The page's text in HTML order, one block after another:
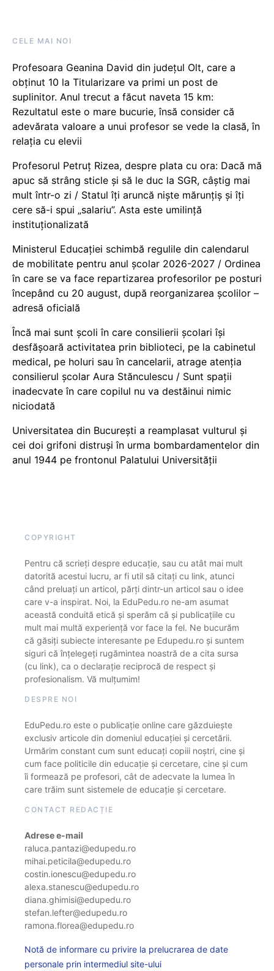
CELE MAI NOI
Profesoara Geanina David din județul Olt, care a
obținut 10 la Titularizare va primi un post de
suplinitor. Anul trecut a făcut naveta 15 km:
Rezultatul este o mare bucurie, însă consider că
adevărata valoare a unui profesor se vede la clasă, în
relația cu elevii
Profesorul Petruț Rizea, despre plata cu ora: Dacă mă
apuc să strâng sticle și să le duc la SGR, câștig mai
mult într-o zi / Statul îți aruncă niște mărunțiș și îți
cere să-i spui „salariu”. Asta este umilință
instituționalizată
Ministerul Educației schimbă regulile din calendarul
de mobilitate pentru anul școlar 2026-2027 / Ordinea
în care se va face repartizarea profesorilor pe posturi
începând cu 20 august, după reorganizarea școlilor –
adresă oficială
Încă mai sunt școli în care consilierii școlari își
desfășoară activitatea prin biblioteci, pe la cabinetul
medical, pe holuri sau în cancelarii, atrage atenția
consilierul școlar Aura Stănculescu / Sunt spații
inadecvate în care copilul nu va destăinui nimic
niciodată
Universitatea din București a reamplasat vulturul și
cei doi grifoni distruși în urma bombardamentelor din
anul 1944 pe frontonul Palatului Universității
COPYRIGHT
Pentru că scrieți despre educație, sau cu atât mai mult
datorită acestui lucru, ar fi util să citați cu link, atunci
când preluați un articol, părți dintr-un articol sau o idee
care v-a inspirat. Noi, la EduPedu.ro ne-am asumat
această conduită etică și sperăm că și publicațiile cu
mult mai multă experiență vor face la fel. Ne bucurăm
că găsiți subiecte interesante pe Edupedu.ro și suntem
siguri că înțelegeți rugămintea noastră de a cita sursa
(cu link), ca o declarație reciprocă de respect și
profesionalism. Vă mulțumim!
DESPRE NOI
EduPedu.ro este o publicație online care găzduiește
exclusiv articole din domeniul educației și cercetării.
Urmărim constant cum sunt educați copiii noștri, cine și
cum face politicile din educație și cercetare, cine și cum
îi formează pe profesori, cât de adecvate la lumea în
care trăim sunt sistemele de educație și cercetare.
CONTACT REDACȚIE
Adrese e-mail
raluca.pantazi@edupedu.ro
mihai.peticila@edupedu.ro
costin.ionescu@edupedu.ro
alexa.stanescu@edupedu.ro
diana.ghimisi@edupedu.ro
stefan.lefter@edupedu.ro
ramona.florea@edupedu.ro
Notă de informare cu privire la prelucrarea de date
personale prin intermediul site-ului